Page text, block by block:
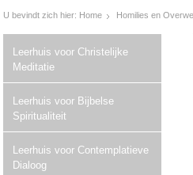
U bevindt zich hier: Home Homilies en
Leerhuis voor Christelijke
Meditatie
Leerhuis voor Bijbelse
Spiritualiteit
Leerhuis voor Contemplatieve
Dialoog